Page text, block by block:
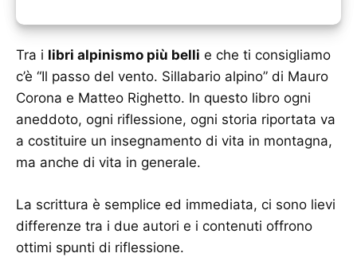
Tra i libri alpinismo più belli e che ti consigliamo
c’è “Il passo del vento. Sillabario alpino” di Mauro
Corona e Matteo Righetto. In questo libro ogni
aneddoto, ogni riflessione, ogni storia riportata va
a costituire un insegnamento di vita in montagna,
ma anche di vita in generale.
La scrittura è semplice ed immediata, ci sono lievi
differenze tra i due autori e i contenuti offrono
ottimi spunti di riflessione.